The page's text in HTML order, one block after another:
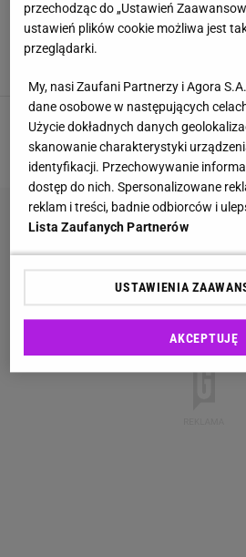
Koncert Dody na
Polsat wyda więcej
4 5 6 7
przechodząc do „Ustawień
ustawień plików cookie możliwa jest
przeglądarki.
My, nasi Zaufani Partnerzy i Agora
dane osobowe w następujących
Użycie dokładnych danych
skanowanie charakterystyki
identyfikacji. Przechowywanie
dostęp do nich. Spersonalizowane
reklam i treści, badnie odbiorców i
Lista Zaufanych Partnerów
USTAWIENIA
AKCEPTUJĘ